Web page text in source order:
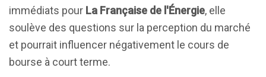
immédiats pour La Française de l'Énergie, elle
soulève des questions sur la perception du marché
et pourrait influencer négativement le cours de
bourse à court terme.